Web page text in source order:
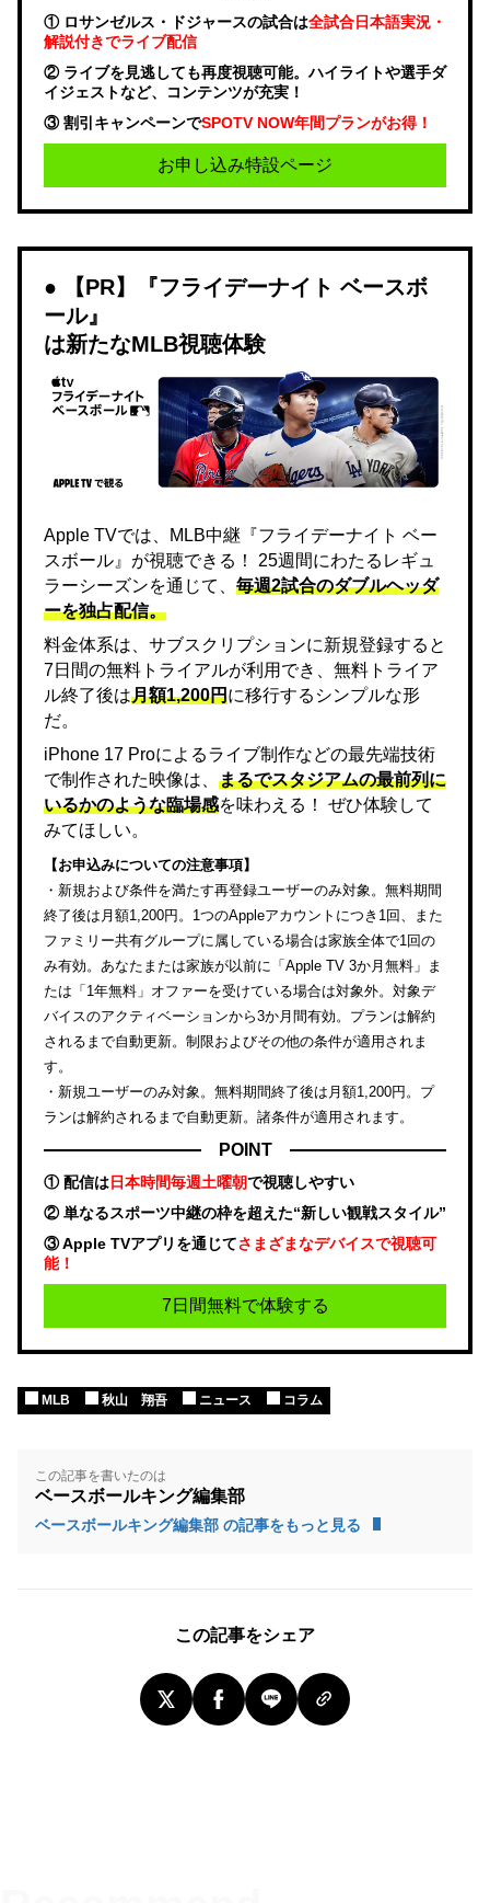
① ロサンゼルス・ドジャースの試合は全試合日本語実況・
解説付きでライブ配信
② ライブを見逃しても再度視聴可能。ハイライトや選手ダ
イジェストなど、コンテンツが充実！
③ 割引キャンペーンでSPOTV NOW年間プランがお得！
お申し込み特設ページ
【PR】『フライデーナイト ベースボ
ール』
は新たなMLB視聴体験
Apple TVでは、MLB中継『フライデーナイト ベー
スボール』が視聴できる！ 25週間にわたるレギュ
ラーシーズンを通じて、 毎週2試合のダブルヘッダ
ーを独占配信。
料金体系は、サブスクリプションに新規登録すると
7日間の無料トライアルが利用でき、無料トライア
ル終了後は月額1,200円に移行するシンプルな形
だ。
iPhone 17 Proによるライブ制作などの最先端技術
で制作された映像は、 まるでスタジアムの最前列に
いるかのような臨場感を味わえる！ ぜひ体験して
みてほしい。
【お申込みについての注意事項】
・新規および条件を満たす再登録ユーザーのみ対象。無料期間
終了後は月額1,200円。1つのAppleアカウントにつき1回、また
ファミリー共有グループに属している場合は家族全体で1回の
み有効。あなたまたは家族が以前に「Apple TV 3か月無料」ま
たは「1年無料」オファーを受けている場合は対象外。対象デ
バイスのアクティベーションから3か月間有効。プランは解約
されるまで自動更新。制限およびその他の条件が適用されま
す。
・新規ユーザーのみ対象。無料期間終了後は月額1,200円。プ
ランは解約されるまで自動更新。諸条件が適用されます。
POINT
① 配信は日本時間毎週土曜朝で視聴しやすい
② 単なるスポーツ中継の枠を超えた“新しい観戦スタイル”
③ Apple TVアプリを通じてさまざまなデバイスで視聴可
能！
7日間無料で体験する
MLB 秋山 翔吾 ニュース コラム
この記事を書いたのは
ベースボールキング編集部
ベースボールキング編集部 の記事をもっと見る
この記事をシェア